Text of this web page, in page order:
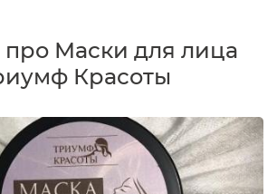
Маски для лица
Красоты